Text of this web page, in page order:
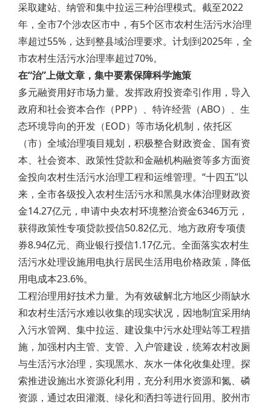
采取建站、纳管和集中拉运三种治理模式。截至2022
年，全市7个涉农区市中，有5个区市农村生活污水治理
率超过55%，达到整县域治理要求。计划到2025年，全
市农村生活污水治理率超过70%。
在“治”上做文章，集中要素保障科学施策
多元融资用好市场力量。发挥政府投资牵引作用，导入
政府和社会资本合作（PPP）、特许经营（ABO）、生
态环境导向的开发（EOD）等市场化机制，依托区
（市）全域治理项目规划，积极整合财政资金、国有资
本、社会资本、政策性贷款和金融机构融资等多方面资
金投向农村生活污水治理工程和运维管理。“十四五”以
来，全市各级投入农村生活污水和黑臭水体治理财政资
金14.27亿元，申请中央农村环境整治资金6346万元，
获得政策性专项贷款授信50.82亿元、地方政府专项债
券8.94亿元、商业银行授信1.17亿元。全面落实农村生
活污水处理设施用电执行居民生活用电价格政策，降低
用电成本23.6%。
工程治理用好技术力量。为有效破解北方地区少雨缺水
和农村生活污水难以收集的现实状况，因地制宜采用纳
入污水管网、集中拉运、建设集中污水处理站等工程措
施，加强村内主管、支管、入户管建设，统筹农村改厕
与生活污水治理，实现黑水、灰水一体化收集处理。探
索推进设施出水资源化利用，充分利用水资源和氮、磷
资源，通过农田灌溉、绿化和洒扫等进行回用。胶州市